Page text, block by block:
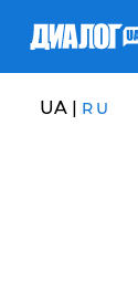
UA | RU